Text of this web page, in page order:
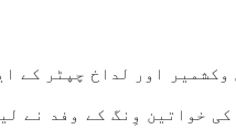
اور لداخ چپٹر کے
خواتین وِنگ کے وفد نے